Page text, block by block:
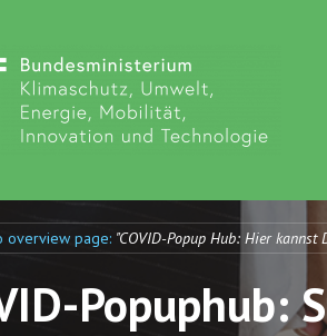
overview page: "COVID-Popup Hub: Hier kannst